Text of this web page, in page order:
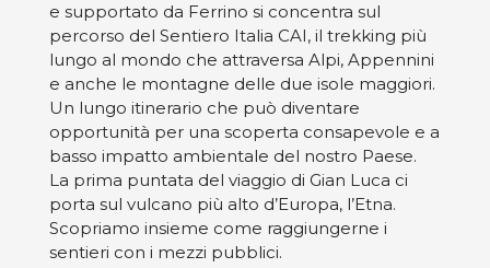
e supportato da Ferrino si concentra sul
percorso del Sentiero Italia CAI, il trekking più
lungo al mondo che attraversa Alpi, Appennini
e anche le montagne delle due isole maggiori.
Un lungo itinerario che può diventare
opportunità per una scoperta consapevole e a
basso impatto ambientale del nostro Paese.
La prima puntata del viaggio di Gian Luca ci
porta sul vulcano più alto d’Europa, l’Etna.
Scopriamo insieme come raggiungerne i
sentieri con i mezzi pubblici.